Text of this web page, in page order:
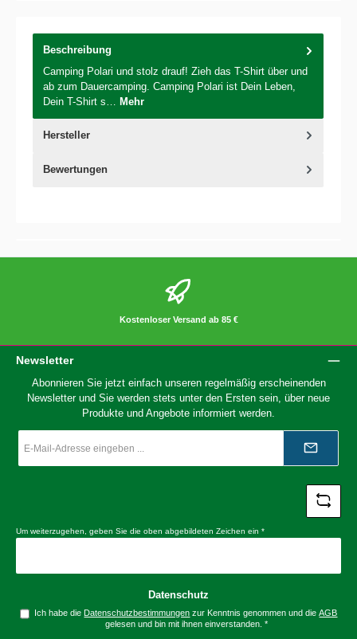
Beschreibung
Camping Polari und stolz drauf! Zieh das T-Shirt über und
ab zum Dauercamping. Camping Polari ist Dein Leben,
Dein T-Shirt s… Mehr
Hersteller
Bewertungen
Kostenloser Versand ab 85 €
Newsletter
Abonnieren Sie jetzt einfach unseren regelmäßig erscheinenden
Newsletter und Sie werden stets unter den Ersten sein, über neue
Produkte und Angebote informiert werden.
Mail-
*
Um weiterzugehen, geben Sie die oben abgebildeten Zeichen ein *
Datenschutz
Ich habe dieDatenschutzbestimmungen zur Kenntnis genommen und dieAGB
gelesen und bin mit ihnen einverstanden. *